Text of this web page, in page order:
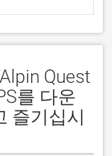
Quest
를 다운
즐기십시